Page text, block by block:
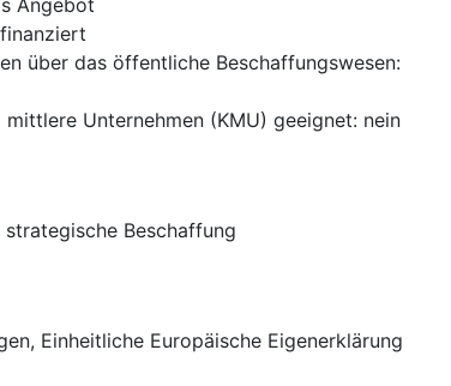
über das öffentliche Beschaffungswesen:
Unternehmen (KMU) geeignet: nein
strategische Beschaffung
, Einheitliche Europäische Eigenerklärung